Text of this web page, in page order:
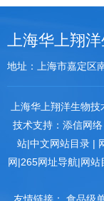
上海华上翔
地址：上海市嘉定区
上海华上翔洋生物
技术支持： 添信网络
站|中文网站目录 |
网|265网址导航|网站